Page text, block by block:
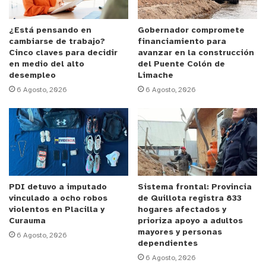
clásicos:el canasto, su traje y, por supuesto, los
dulces.El propio artista explica el proceso llevado
adelante para realizar esta pintura.
El proyecto fue postulado por elDepartamento de
Cultura de la Municipalidad, por encargo del
alcalde Patricio Pallares Valenzuela.Tiene un
costo aproximado a los 17 millones de pesos,
aportados en su mayoría por el Ministerio. El
Municipio debió aportar un cofinanciamiento
mínimo para adjudicarse los recursos.
Esta iniciativa ha contado con laparticipación
activa de las vecinas y vecinos del sector Francisco
de Arcaya, que han estado presentes en los
talleres y conversatorios asociados al proyecto,
¿Está pensando en
cambiarse de trabajo?
Cinco claves para decidir
en medio del alto
desempleo
6 Agosto, 2026
Gobernador compromete
financiamiento para
avanzar en la construcción
del Puente Colón de
Limache
6 Agosto, 2026
PDI detuvo a imputado
vinculado a ocho robos
violentos en Placilla y
Curauma
6 Agosto, 2026
Sistema frontal: Provincia
de Quillota registra 833
hogares afectados y
prioriza apoyo a adultos
mayores y personas
dependientes
6 Agosto, 2026